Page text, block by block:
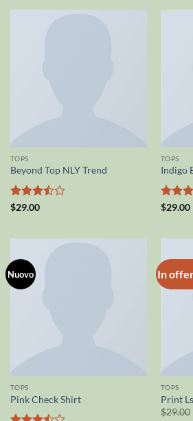
TOPS
Beyond Top NLY Trend
Valutato
$29.00
TOPS
Indigo
Valutato
$29.00
Nuovo
TOPS
Pink Check Shirt
In
TOPS
Print
$29.00